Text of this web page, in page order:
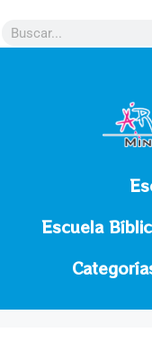
Escuela